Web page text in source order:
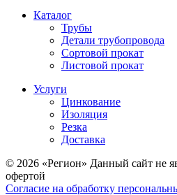
Каталог
Трубы
Детали трубопровода
Сортовой прокат
Листовой прокат
Услуги
Цинкование
Изоляция
Резка
Доставка
© 2026 «Регион» Данный сайт не
офертой
Согласие на обработку